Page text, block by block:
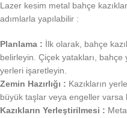
Lazer kesim metal bahçe
adımlarla yapılabilir :
Planlama : İlk olarak, bahçe
belirleyin. Çiçek yatakları, bahçe
yerleri işaretleyin.
Zemin Hazırlığı : Kazıkların
büyük taşlar veya engeller varsa
Kazıkların Yerleştirilmesi :